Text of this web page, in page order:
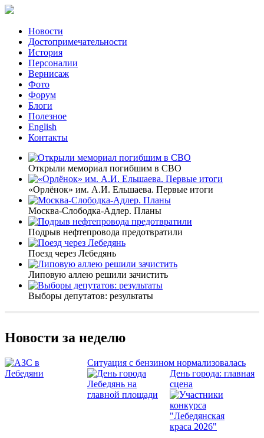
Новости
Достопримечательности
История
Персоналии
Вернисаж
Фото
Форум
Блоги
Полезное
English
Контакты
Открыли мемориал погибшим в СВО
«Орлёнок» им. А.И. Ельшаева. Первые итоги
Москва-Слободка-Адлер. Планы
Подрыв нефтепровода предотвратили
Поезд через Лебедянь
Липовую аллею решили зачистить
Выборы депутатов: результаты
Новости за неделю
Ситуация с бензином нормализовалась
День города: главная
сцена